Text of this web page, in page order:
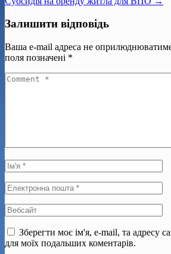
Залишити відповідь
Ваша e-mail адреса не
поля позначені *
Зберегти моє ім'я, e-mail, та адресу
для моїх подальших коментарів.